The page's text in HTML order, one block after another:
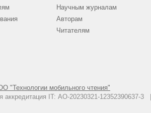
"Технологии мобильного чтения"
аккредитация IT: АО-20230321-
Научным журналам
Авторам
Читателям